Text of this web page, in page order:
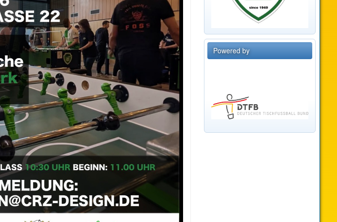
Powered by